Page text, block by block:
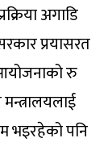
अगाडि
प्रयासरत
रु
भइरहेको पनि